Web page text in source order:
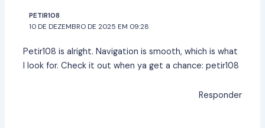
PETIR108
10 DE DEZEMBRO DE 2025 EM 09:28
Petir108 is alright. Navigation is smooth, which is what
I look for. Check it out when ya get a chance:petir108
Responder